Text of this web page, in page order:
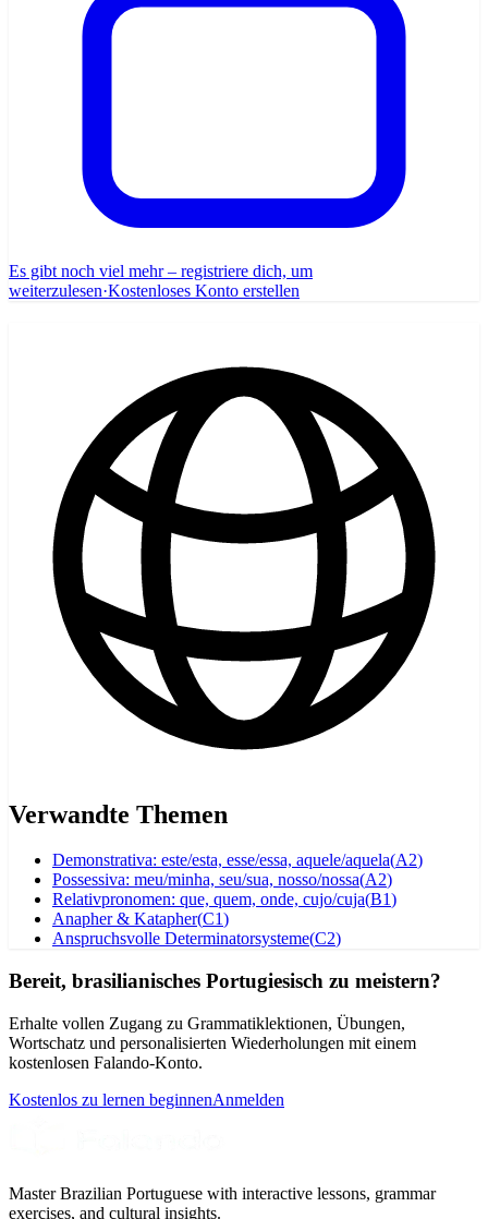
Es gibt noch viel mehr – registriere dich, um
weiterzulesen·Kostenloses Konto erstellen
Verwandte Themen
Demonstrativa: este/esta, esse/essa, aquele/aquela(A2)
Possessiva: meu/minha, seu/sua, nosso/nossa(A2)
Relativpronomen: que, quem, onde, cujo/cuja(B1)
Anapher & Katapher(C1)
Anspruchsvolle Determinatorsysteme(C2)
Bereit, brasilianisches Portugiesisch zu meistern?
Erhalte vollen Zugang zu Grammatiklektionen, Übungen,
Wortschatz und personalisierten Wiederholungen mit einem
kostenlosen Falando-Konto.
Kostenlos zu lernen beginnenAnmelden
Master Brazilian Portuguese with interactive lessons, grammar
exercises, and cultural insights.